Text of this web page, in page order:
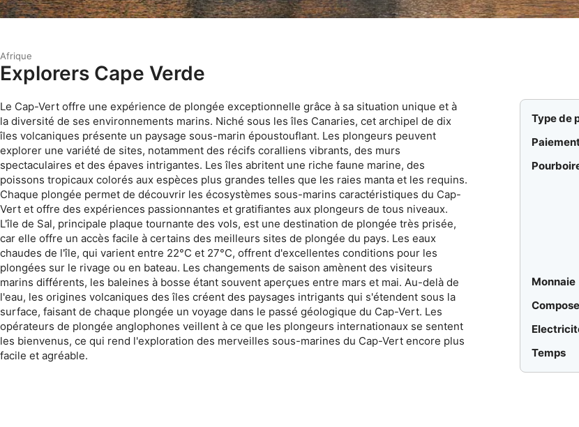
Afrique
Explorers Cape Verde
Le Cap-Vert offre une expérience de plongée exceptionnelle grâce à sa situation unique et à
la diversité de ses environnements marins. Niché sous les îles Canaries, cet archipel de dix
îles volcaniques présente un paysage sous-marin époustouflant. Les plongeurs peuvent
explorer une variété de sites, notamment des récifs coralliens vibrants, des murs
spectaculaires et des épaves intrigantes. Les îles abritent une riche faune marine, des
poissons tropicaux colorés aux espèces plus grandes telles que les raies manta et les requins.
Chaque plongée permet de découvrir les écosystèmes sous-marins caractéristiques du Cap-
Vert et offre des expériences passionnantes et gratifiantes aux plongeurs de tous niveaux.
L'île de Sal, principale plaque tournante des vols, est une destination de plongée très prisée,
car elle offre un accès facile à certains des meilleurs sites de plongée du pays. Les eaux
chaudes de l'île, qui varient entre 22°C et 27°C, offrent d'excellentes conditions pour les
plongées sur le rivage ou en bateau. Les changements de saison amènent des visiteurs
marins différents, les baleines à bosse étant souvent aperçues entre mars et mai. Au-delà de
l'eau, les origines volcaniques des îles créent des paysages intrigants qui s'étendent sous la
surface, faisant de chaque plongée un voyage dans le passé géologique du Cap-Vert. Les
opérateurs de plongée anglophones veillent à ce que les plongeurs internationaux se sentent
les bienvenus, ce qui rend l'exploration des merveilles sous-marines du Cap-Vert encore plus
facile et agréable.
Type de
Monnaie
Temps